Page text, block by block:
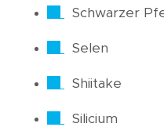
Schwarzer
Selen
Shiitake
Silicium